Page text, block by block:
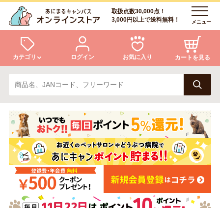
取扱点数30,000点！
3,000円以上で送料無料！
メニュー
カテゴリ
犬 猫
小動物・鳥 アクア・爬虫類・昆虫
ドッグフード キャットフード
ログイン お気に入り カートを見る
ログイン
会員登録
あにまるキャンパスについて
アフターサービス
商品リクエスト